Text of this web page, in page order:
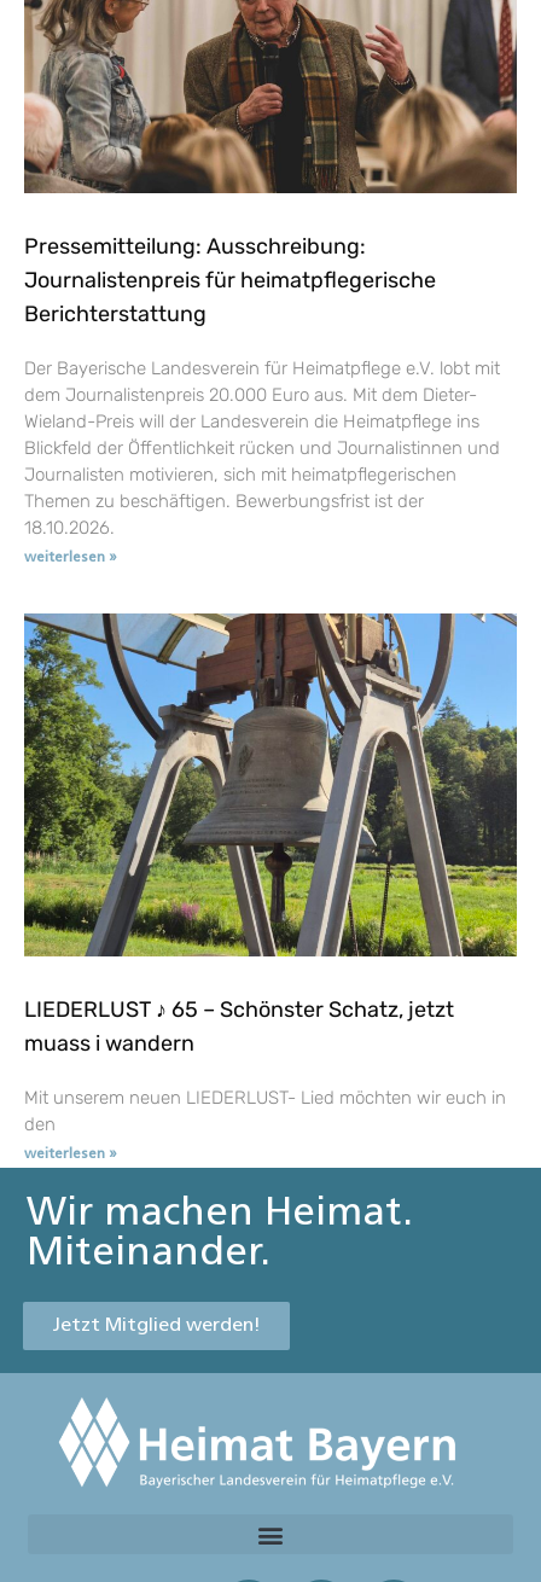
Pressemitteilung: Ausschreibung:
Journalistenpreis für heimatpflegerische
Berichterstattung
Der Bayerische Landesverein für Heimatpflege e.V. lobt mit
dem Journalistenpreis 20.000 Euro aus. Mit dem Dieter-
Wieland-Preis will der Landesverein die Heimatpflege ins
Blickfeld der Öffentlichkeit rücken und Journalistinnen und
Journalisten motivieren, sich mit heimatpflegerischen
Themen zu beschäftigen. Bewerbungsfrist ist der
18.10.2026.
weiterlesen »
LIEDERLUST ♪ 65 – Schönster Schatz, jetzt
muass i wandern
Mit unserem neuen LIEDERLUST- Lied möchten wir euch in
den
weiterlesen »
Wir machen Heimat.
Miteinander.
Jetzt Mitglied werden!